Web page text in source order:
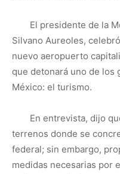
El presidente de la
Silvano Aureoles,
nuevo aeropuerto
que detonará uno de los
México: el turismo.
En entrevista, dijo
terrenos donde se
federal; sin embargo,
medidas necesarias por